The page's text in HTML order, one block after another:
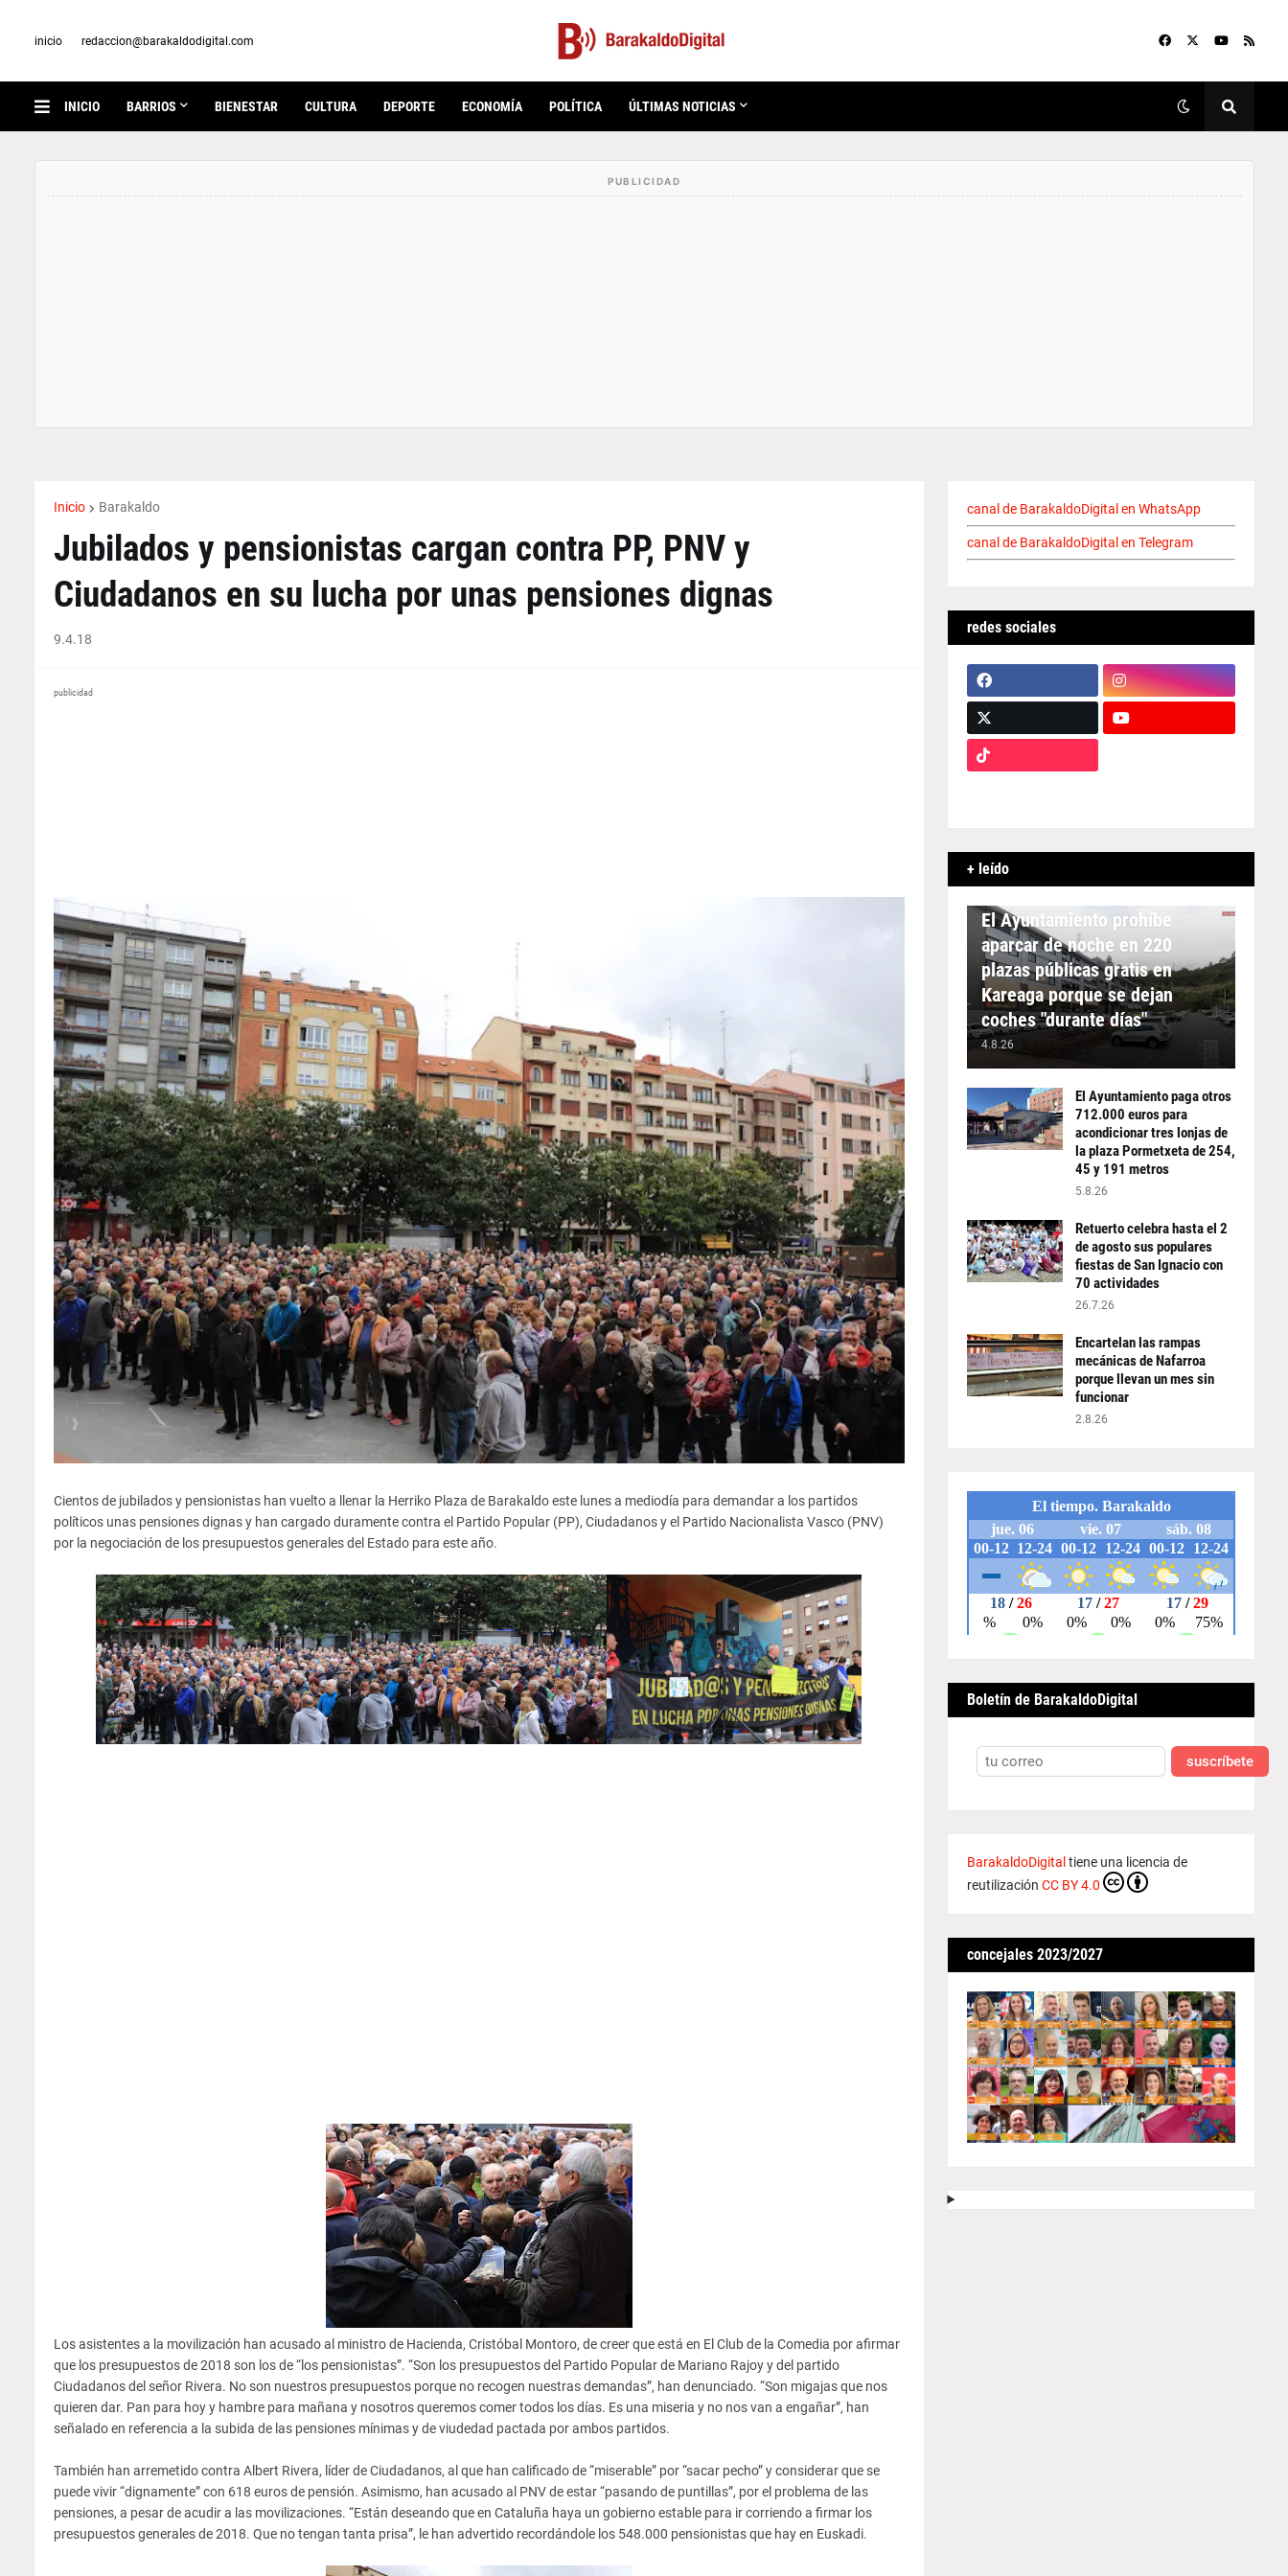
inicio redaccion@barakaldodigital.com
INICIO BARRIOS BIENESTAR CULTURA DEPORTE ECONOMÍA POLÍTICA ÚLTIMAS NOTICIAS
Inicio Barakaldo
Jubilados y pensionistas cargan contra PP, PNV y
Ciudadanos en su lucha por unas pensiones dignas
9.4.18
publicidad
Cientos de jubilados y pensionistas han vuelto a llenar la Herriko Plaza de Barakaldo este lunes a mediodía para demandar a los partidos
políticos unas pensiones dignas y han cargado duramente contra el Partido Popular (PP), Ciudadanos y el Partido Nacionalista Vasco (PNV)
por la negociación de los presupuestos generales del Estado para este año.
Los asistentes a la movilización han acusado al ministro de Hacienda, Cristóbal Montoro, de creer que está en El Club de la Comedia por afirmar
que los presupuestos de 2018 son los de “los pensionistas”. “Son los presupuestos del Partido Popular de Mariano Rajoy y del partido
Ciudadanos del señor Rivera. No son nuestros presupuestos porque no recogen nuestras demandas”, han denunciado. “Son migajas que nos
quieren dar. Pan para hoy y hambre para mañana y nosotros queremos comer todos los días. Es una miseria y no nos van a engañar”, han
señalado en referencia a la subida de las pensiones mínimas y de viudedad pactada por ambos partidos.
También han arremetido contra Albert Rivera, líder de Ciudadanos, al que han calificado de “miserable” por “sacar pecho” y considerar que se
puede vivir “dignamente” con 618 euros de pensión. Asimismo, han acusado al PNV de estar “pasando de puntillas”, por el problema de las
pensiones, a pesar de acudir a las movilizaciones. “Están deseando que en Cataluña haya un gobierno estable para ir corriendo a firmar los
presupuestos generales de 2018. Que no tengan tanta prisa”, le han advertido recordándole los 548.000 pensionistas que hay en Euskadi.
canal de BarakaldoDigital en WhatsApp
canal de BarakaldoDigital en Telegram
redes sociales
+ leído
APARCAMIENTO
El Ayuntamiento prohíbe
aparcar de noche en 220
plazas públicas gratis en
Kareaga porque se dejan
coches "durante días"
4.8.26
El Ayuntamiento paga otros
712.000 euros para
acondicionar tres lonjas de
la plaza Pormetxeta de 254,
45 y 191 metros
5.8.26
Retuerto celebra hasta el 2
de agosto sus populares
fiestas de San Ignacio con
70 actividades
26.7.26
Encartelan las rampas
mecánicas de Nafarroa
porque llevan un mes sin
funcionar
2.8.26
Boletín de BarakaldoDigital
suscríbete
BarakaldoDigital tiene una licencia de
reutilización CC BY 4.0
concejales 2023/2027